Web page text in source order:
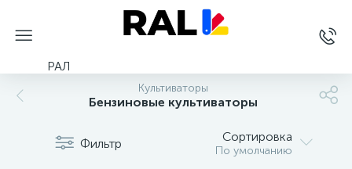
РАЛ
Культиваторы
Бензиновые культиваторы
Фильтр Сортировка
По умолчанию